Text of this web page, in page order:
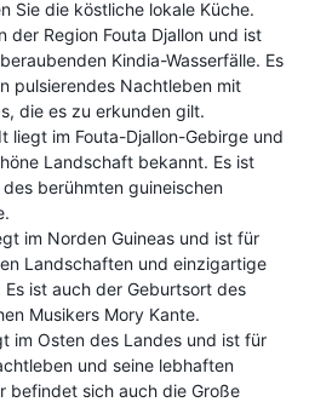
Sie die köstliche lokale Küche.
der Region Fouta Djallon und ist
Kindia-Wasserfälle. Es
pulsierendes Nachtleben mit
die es zu erkunden gilt.
liegt im Fouta-Djallon-Gebirge und
Landschaft bekannt. Es ist
berühmten guineischen
im Norden Guineas und ist für
Landschaften und einzigartige
ist auch der Geburtsort des
Musikers Mory Kante.
im Osten des Landes und ist für
und seine lebhaften
befindet sich auch die Große